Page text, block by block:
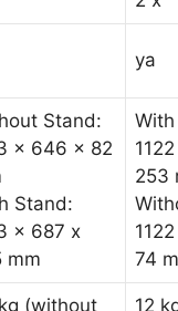
ya
Stand:
x 646 x 82
Stand:
x 687 x
mm
253
74
(without 12